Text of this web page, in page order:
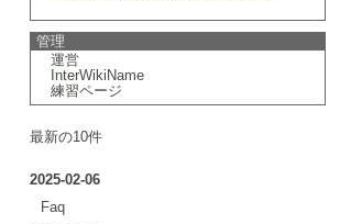
管理
運営
InterWikiName
練習ページ
最新の10件
2025-02-06
Faq